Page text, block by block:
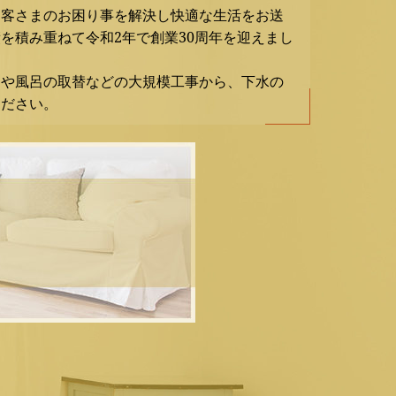
さまのお困り事を解決し快適な生活をお送
積み重ねて令和2年で創業30周年を迎えまし
風呂の取替などの大規模工事から、下水の
さい。